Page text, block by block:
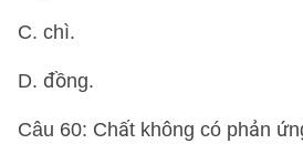
C. chì.
D. đồng.
Câu 60: Chất không có phản